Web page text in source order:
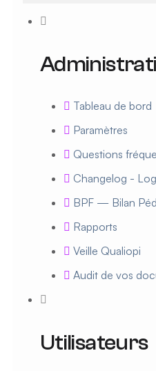
Tableau de bord
Paramètres
Questions
Changelog -
BPF — Bilan
Rapports
Veille Qualiopi
Audit de vos
Utilisateurs